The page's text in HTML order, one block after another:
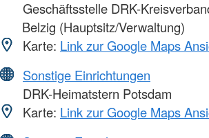
Geschäftsstelle DRK-
Belzig (Hauptsitz/Verwaltung)
Karte: Link zur Google Maps
Sonstige Einrichtungen
DRK-Heimatstern Potsdam
Karte: Link zur Google Maps